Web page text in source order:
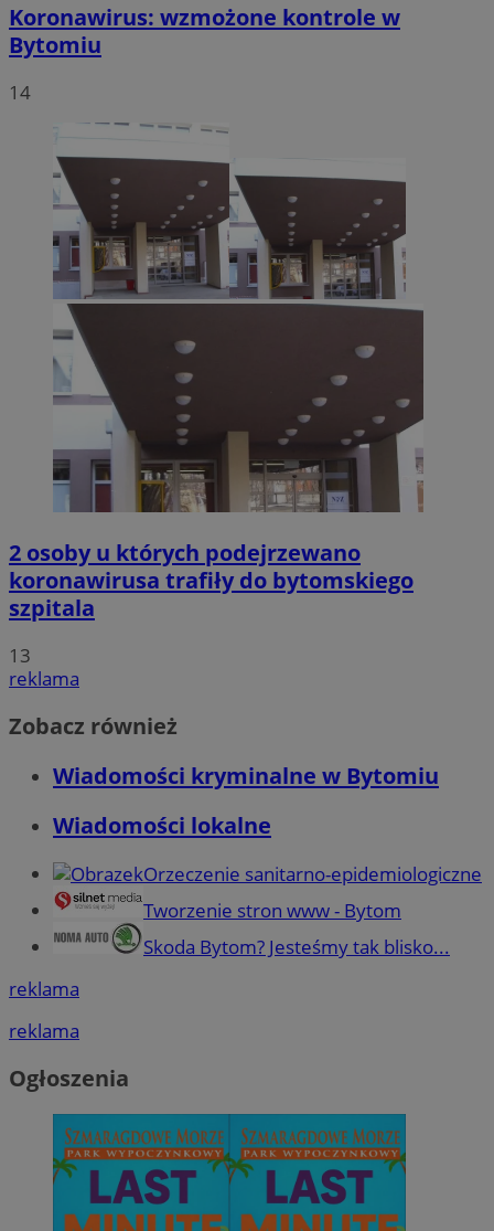
Koronawirus: wzmożone kontrole w
Bytomiu
14
2 osoby u których podejrzewano
koronawirusa trafiły do bytomskiego
szpitala
13
reklama
Zobacz również
Wiadomości kryminalne w Bytomiu
Wiadomości lokalne
Orzeczenie sanitarno-epidemiologiczne
Tworzenie stron www - Bytom
Skoda Bytom? Jesteśmy tak blisko...
reklama
reklama
Ogłoszenia